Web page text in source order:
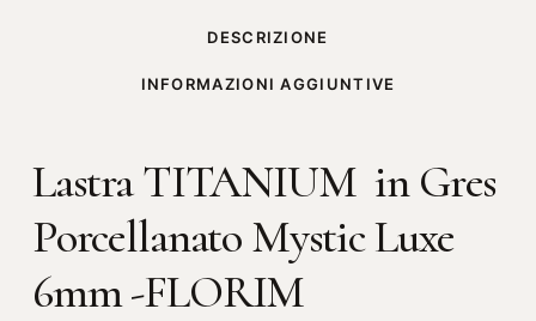
DESCRIZIONE
INFORMAZIONI AGGIUNTIVE
Lastra TITANIUM in Gres
Porcellanato Mystic Luxe
6mm -FLORIM